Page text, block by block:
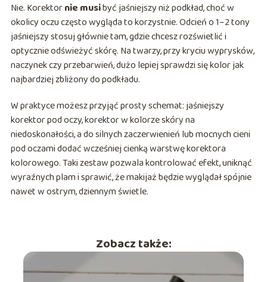
Nie. Korektornie musibyć jaśniejszy niż podkład, choć w
okolicy oczu często wygląda to korzystnie. Odcień o 1–2 tony
jaśniejszy stosuj głównie tam, gdzie chcesz rozświetlić i
optycznie odświeżyć skórę. Na twarzy, przy kryciu wyprysków,
naczynek czy przebarwień, dużo lepiej sprawdzi się kolor jak
najbardziej zbliżony do podkładu.
W praktyce możesz przyjąć prosty schemat: jaśniejszy
korektor pod oczy, korektor w kolorze skóry na
niedoskonałości, a do silnych zaczerwienień lub mocnych cieni
pod oczami dodać wcześniej cienką warstwę korektora
kolorowego. Taki zestaw pozwala kontrolować efekt, uniknąć
wyraźnych plam i sprawić, że makijaż będzie wyglądał spójnie
nawet w ostrym, dziennym świetle.
Zobacz także: